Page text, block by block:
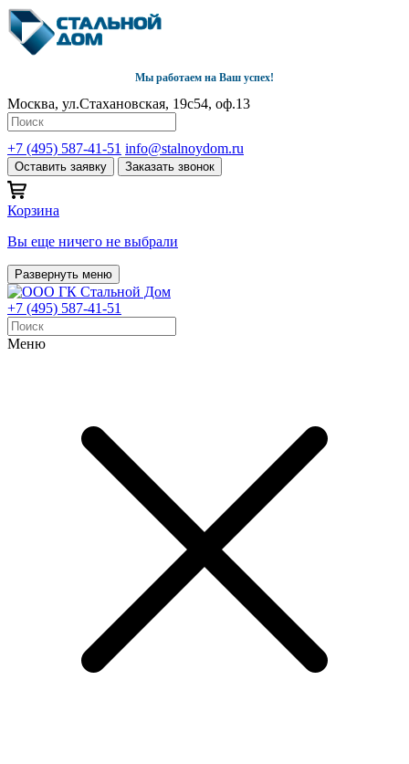
Мы работаем на Ваш успех!
Москва, ул.Стахановская, 19с54, оф.13
+7 (495) 587-41-51 info@stalnoydom.ru
Оставить заявку Заказать звонок
Корзина
Вы еще ничего не выбрали
Развернуть меню
+7 (495) 587-41-51
Меню